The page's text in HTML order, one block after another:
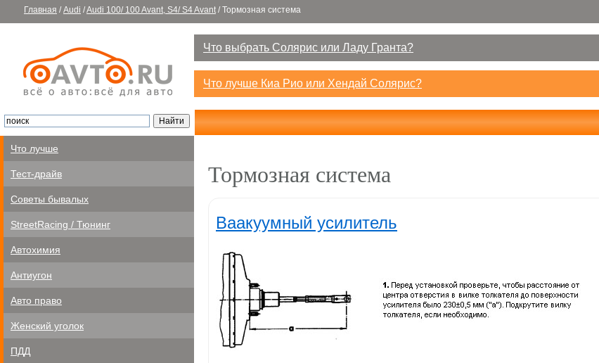
Главная / Audi /Audi 100/ 100 Avant, S4/ S4 Avant/ Тормозная система
Что выбрать Солярис или Ладу Гранта?
Что лучше Киа Рио или Хендай Солярис?
Что лучше
Тест-драйв
Советы бывалых
StreetRacing / Тюнинг
Автохимия
Антиугон
Авто право
Женский уголок
ПДД
Тормозная система
Ваакуумный усилитель